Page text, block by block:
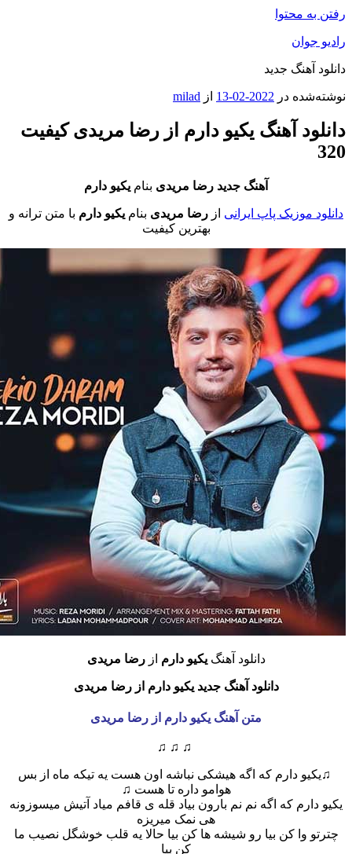
محتوا
آهنگ جدید
در 2022-02-13 ازmilad
آهنگ یکیو دارم از رضا مریدی کیفیت
آهنگ جدید رضا مریدی بنامیکیو دارم
موزیک پاپ ایرانیازرضا مریدی بنامیکیو دارم با متن ترانه و
بهترین کیفیت
دانلود آهنگیکیو دارم ازرضا مریدی
دانلود آهنگ جدیدیکیو دارماز رضا مریدی
متن آهنگ یکیو دارم از رضا مریدی
دارم که اگه هیشکی نباشه اون هست یه تیکه ماه از بس
هوامو داره تا هست ♫
که اگه نم نم بارون بیاد قله ی قافم میاد آتیش میسوزونه
هی نمک میریزه
وا کن بیا رو شیشه ها کن بیا حالا یه قلب خوشگل نصیب ما